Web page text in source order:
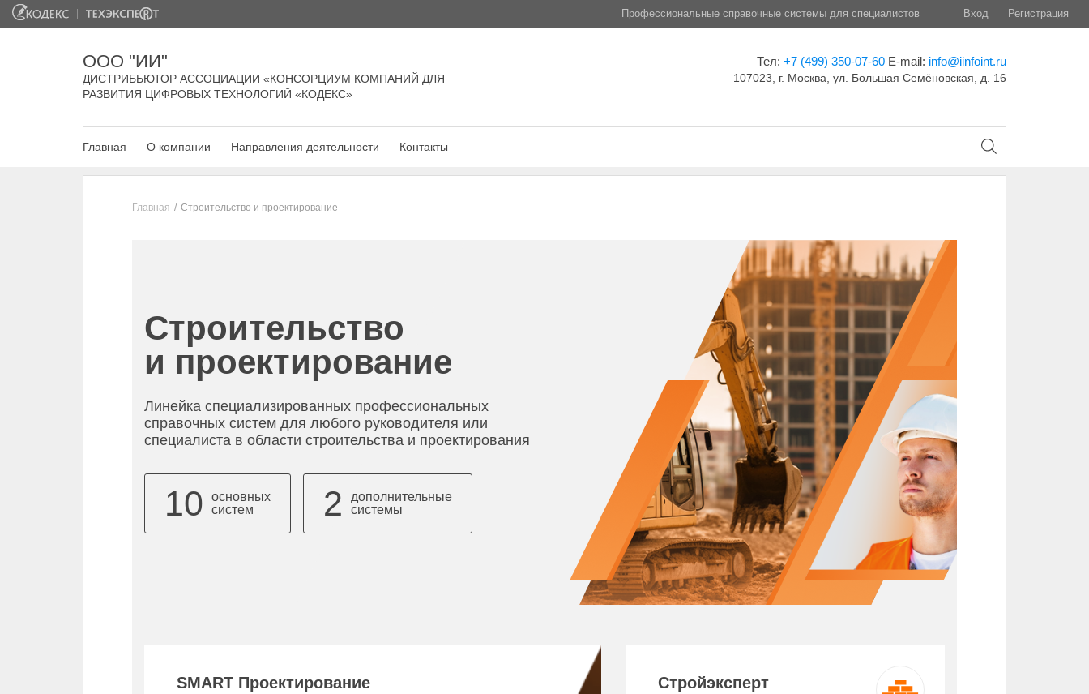
Профессиональные справочные системы для специалистов Вход Регистрация
ООО "ИИ"
ДИСТРИБЬЮТОР АССОЦИАЦИИ «КОНСОРЦИУМ КОМПАНИЙ ДЛЯ
РАЗВИТИЯ ЦИФРОВЫХ ТЕХНОЛОГИЙ «КОДЕКС»
Тел: +7 (499) 350-07-60 E-mail: info@iinfoint.ru
107023, г. Москва, ул. Большая Семёновская, д. 16
Главная О компании Направления деятельности Контакты
Главная Строительство и проектирование